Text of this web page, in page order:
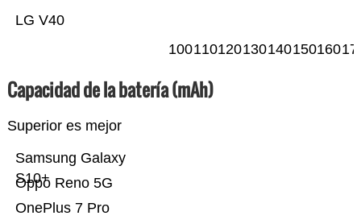
LG V40
100110120130140150160
Capacidad de la batería (mAh)
Superior es mejor
OnePlus 7 Pro
Oppo Reno 5G
Samsung Galaxy
S10+